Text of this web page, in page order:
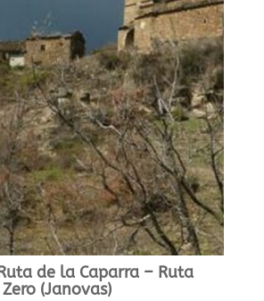
de la Caparra – Ruta
(Janovas)